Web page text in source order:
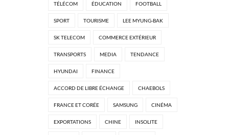
TÉLÉCOM ÉDUCATION FOOTBALL
SPORT TOURISME LEE MYUNG-BAK
SK TELECOM COMMERCE EXTÉRIEUR
TRANSPORTS MEDIA TENDANCE
HYUNDAI FINANCE
ACCORD DE LIBRE ÉCHANGE CHAEBOLS
FRANCE ET CORÉE SAMSUNG CINÉMA
EXPORTATIONS CHINE INSOLITE